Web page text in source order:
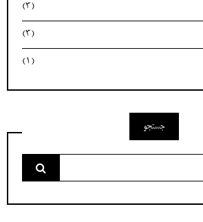
(3)
(3)
(1)
جستجو